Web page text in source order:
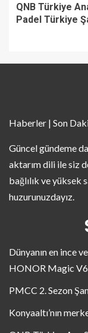
QNB Türkiye
Padel Türkiye
Haberler | Son
Güncel gündeme
aktarım dili ile siz
bağlılık ve
huzurunuzdayız.
Dünyanın en ince
HONOR Magic V6
PMCC 2. Sezon
Konyaaltı’nın